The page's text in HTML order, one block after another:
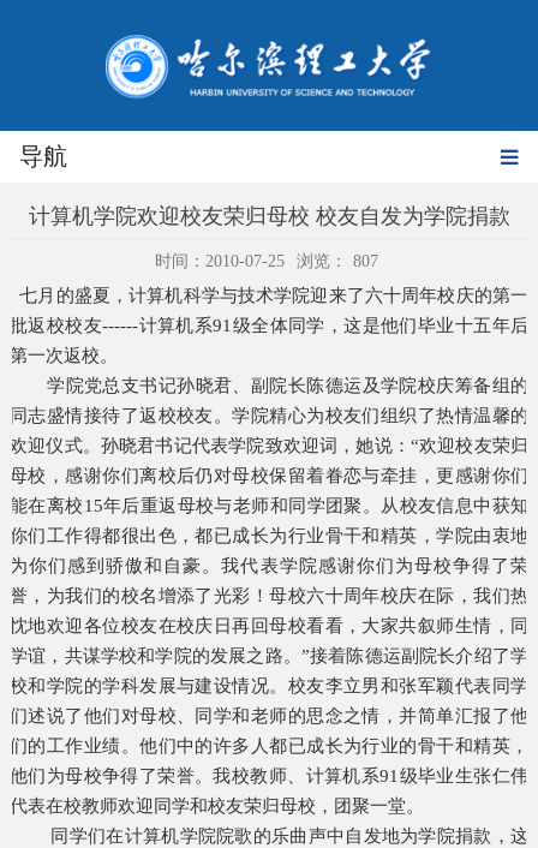
导航
计算机学院欢迎校友荣归母校 校友自发为学院捐款
时间：2010-07-25 浏览： 807
七月的盛夏，计算机科学与技术学院迎来了六十周年校庆的第一
批返校校友------计算机系91级全体同学，这是他们毕业十五年后
第一次返校。
学院党总支书记孙晓君、副院长陈德运及学院校庆筹备组的
同志盛情接待了返校校友。学院精心为校友们组织了热情温馨的
欢迎仪式。孙晓君书记代表学院致欢迎词，她说：“欢迎校友荣归
母校，感谢你们离校后仍对母校保留着眷恋与牵挂，更感谢你们
能在离校15年后重返母校与老师和同学团聚。从校友信息中获知
你们工作得都很出色，都已成长为行业骨干和精英，学院由衷地
为你们感到骄傲和自豪。我代表学院感谢你们为母校争得了荣
誉，为我们的校名增添了光彩！母校六十周年校庆在际，我们热
忱地欢迎各位校友在校庆日再回母校看看，大家共叙师生情，同
学谊，共谋学校和学院的发展之路。”接着陈德运副院长介绍了学
校和学院的学科发展与建设情况。校友李立男和张军颖代表同学
们述说了他们对母校、同学和老师的思念之情，并简单汇报了他
们的工作业绩。他们中的许多人都已成长为行业的骨干和精英，
他们为母校争得了荣誉。我校教师、计算机系91级毕业生张仁伟
代表在校教师欢迎同学和校友荣归母校，团聚一堂。
同学们在计算机学院院歌的乐曲声中自发地为学院捐款，这